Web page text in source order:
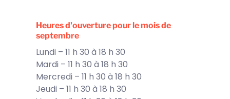
Heures d'ouverture pour le mois de
septembre
Lundi – 11 h 30 à 18 h 30
Mardi – 11 h 30 à 18 h 30
Mercredi – 11 h 30 à 18 h 30
Jeudi – 11 h 30 à 18 h 30